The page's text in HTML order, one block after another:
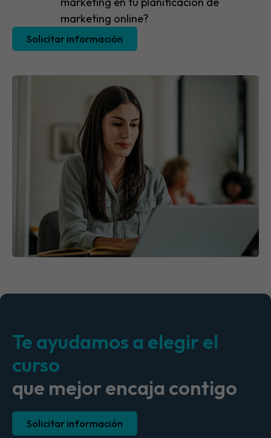
marketing online?
Solicitar información
Te ayudamos a elegir el
curso
que mejor encaja contigo
Solicitar información